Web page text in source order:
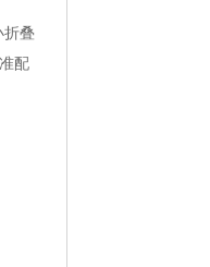
折叠
配